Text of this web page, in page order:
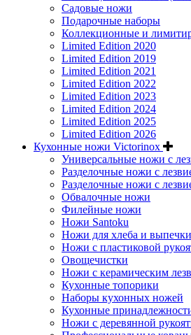
Садовые ножи
Подарочные наборы
Коллекционные и
Limited Edition 2020
Limited Edition 2019
Limited Edition 2021
Limited Edition 2022
Limited Edition 2023
Limited Edition 2024
Limited Edition 2025
Limited Edition 2026
Кухонные ножи Victorinox
Универсальные ножи с
Разделочные ножи с
Разделочные ножи с
Обвалочные ножи
Филейные ножи
Ножи Santoku
Ножи для хлеба и выпечки
Ножи с пластиковой
Овощечистки
Ножи с керамическим
Кухонные топорики
Наборы кухонных ножей
Кухонные
Ножи с деревянной